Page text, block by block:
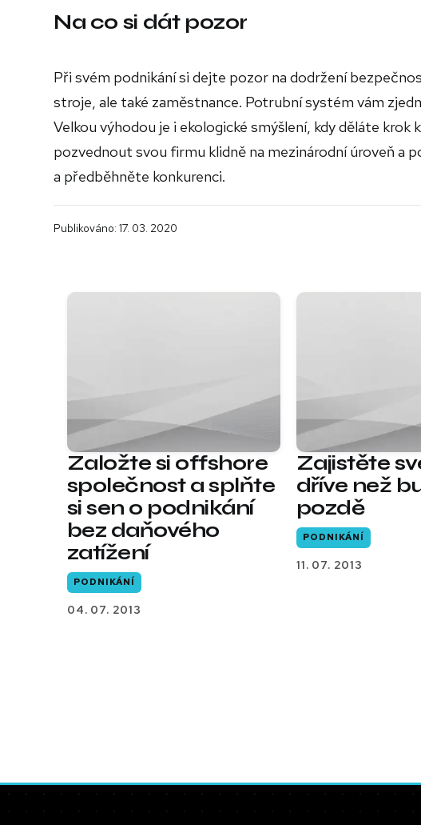
Na co si dát pozor
Při svém podnikání si dejte pozor na dodržení
stroje, ale také zaměstnance. Potrubní systém vám
Velkou výhodou je i ekologické smýšlení, kdy děláte
pozvednout svou firmu klidně na mezinárodní úroveň a
a předběhněte konkurenci.
Publikováno: 17. 03. 2020
Založte si offshore
společnost a splňte
si sen o podnikání
bez daňového
zatížení
PODNIKÁNÍ
04. 07. 2013
Zajistěte
dříve než
pozdě
PODNIKÁNÍ
11. 07. 2013